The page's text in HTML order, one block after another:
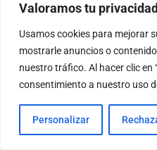
Valoramos tu privacidad
Usamos cookies para mejorar
mostrarle anuncios o
nuestro tráfico. Al hacer clic en
consentimiento a nuestro uso
Personalizar